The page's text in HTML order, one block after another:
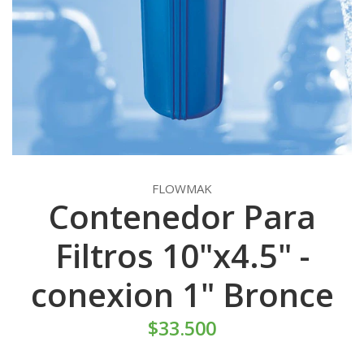
FLOWMAK
Contenedor Para
Filtros 10"x4.5" -
conexion 1" Bronce
$33.500